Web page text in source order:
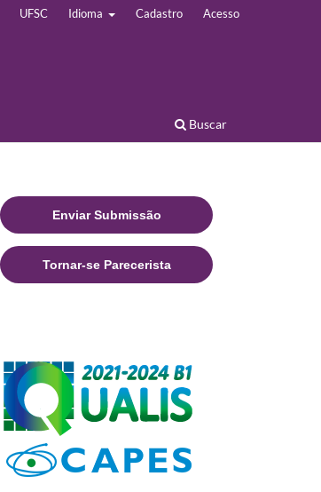
Buscar
UFSC Idioma Cadastro Acesso
Enviar Submissão
Tornar-se Parecerista